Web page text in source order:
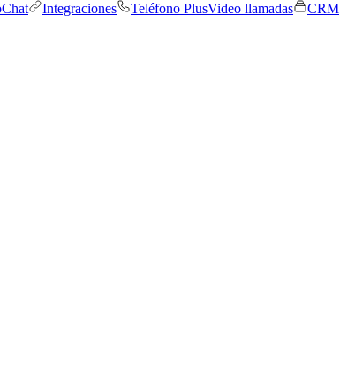
Integraciones Teléfono PlusVideo llamadas
CRM